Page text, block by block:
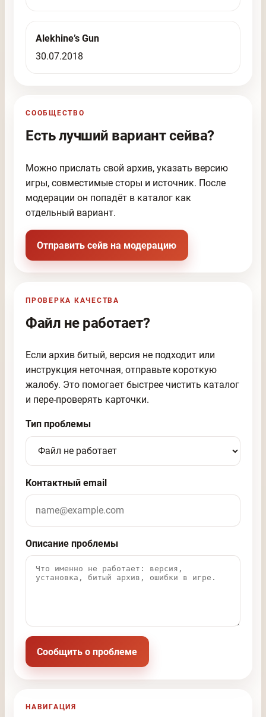
Alekhine’s Gun
30.07.2018
СООБЩЕСТВО
Есть лучший вариант сейва?
Можно прислать свой архив, указать версию
игры, совместимые сторы и источник. После
модерации он попадёт в каталог как
отдельный вариант.
Отправить сейв на модерацию
ПРОВЕРКА КАЧЕСТВА
Файл не работает?
Если архив битый, версия не подходит или
инструкция неточная, отправьте короткую
жалобу. Это помогает быстрее чистить каталог
и пере-проверять карточки.
Тип проблемы
Контактный email
Описание проблемы
Сообщить о проблеме
НАВИГАЦИЯ